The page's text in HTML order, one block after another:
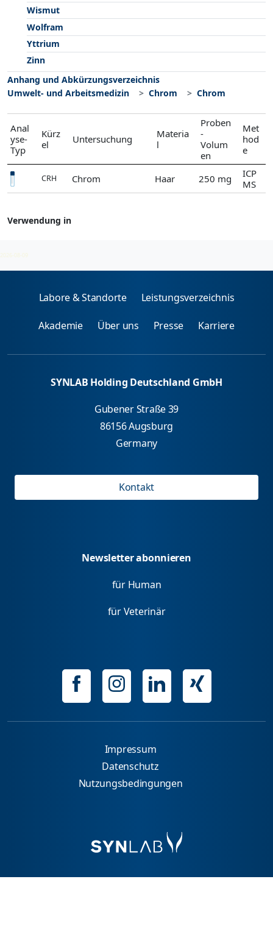
Wismut
Wolfram
Yttrium
Zinn
Anhang und Abkürzungsverzeichnis
Umwelt- und Arbeitsmedizin
Chrom Chrom
Anal
yse-
Typ
Kürz
el
Untersuchung
Materia
l
Proben
-
Volum
en
Met
hod
e
CRH Chrom Haar 250 mg
ICP
MS
Verwendung in
2026-08-09
Labore & Standorte Leistungsverzeichnis
Akademie Über uns Presse Karriere
SYNLAB Holding Deutschland GmbH
Gubener Straße 39
86156 Augsburg
Germany
Kontakt
Newsletter abonnieren
für Human
für Veterinär
Impressum
Datenschutz
Nutzungsbedingungen